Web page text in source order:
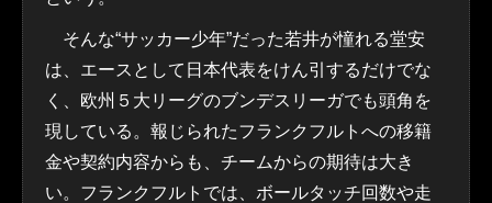
そんな“サッカー少年”だった若井が憧れる堂安
は、エースとして日本代表をけん引するだけでな
く、欧州５大リーグのブンデスリーガでも頭角を
現している。報じられたフランクフルトへの移籍
金や契約内容からも、チームからの期待は大き
い。フランクフルトでは、ボールタッチ回数や走